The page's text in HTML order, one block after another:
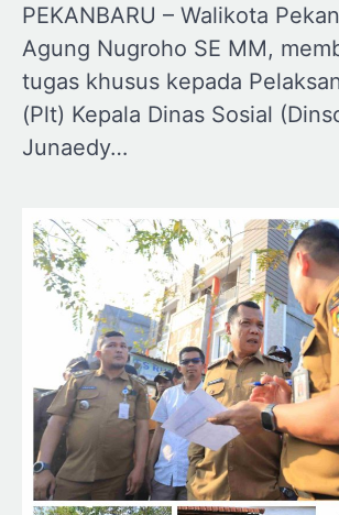
PEKANBARU – Walikota
Agung Nugroho SE MM,
tugas khusus kepada
(Plt) Kepala Dinas Sosial
Junaedy…